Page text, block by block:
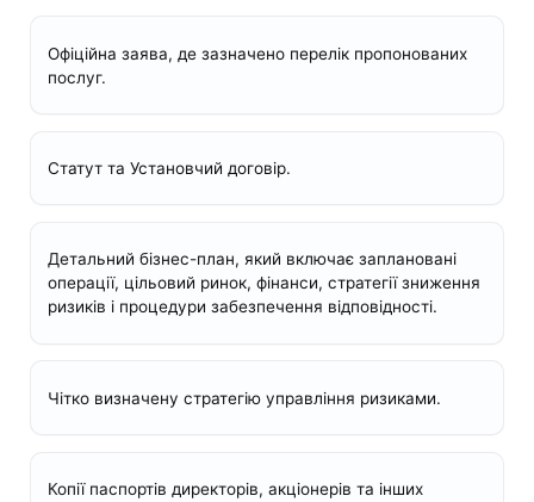
Офіційна заява, де зазначено перелік пропонованих
послуг.
Статут та Установчий договір.
Детальний бізнес-план, який включає заплановані
операції, цільовий ринок, фінанси, стратегії зниження
ризиків і процедури забезпечення відповідності.
Чітко визначену стратегію управління ризиками.
Копії паспортів директорів, акціонерів та інших